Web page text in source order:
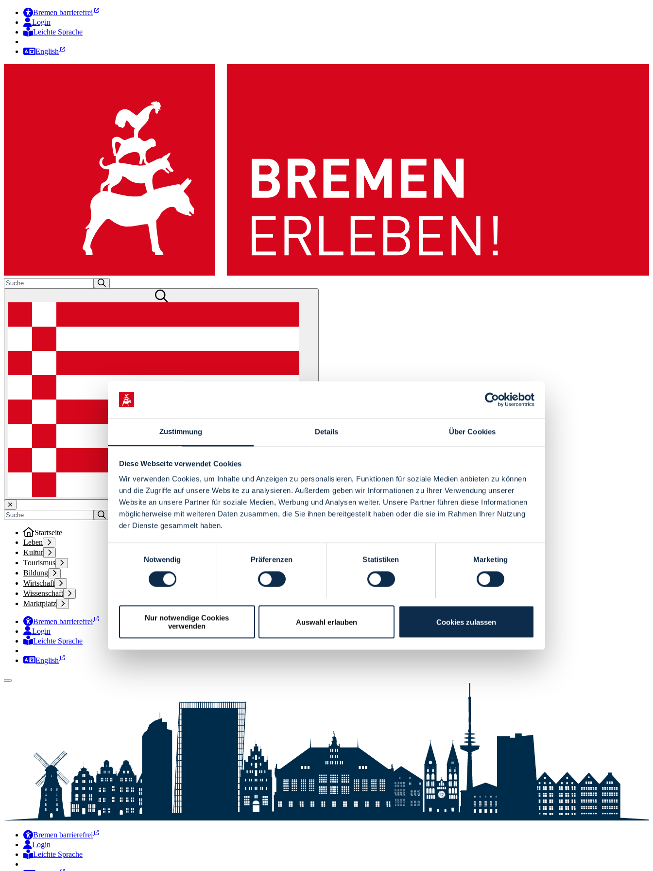
Zustimmung Details Über Cookies
Diese Webseite verwendet Cookies
Wir verwenden Cookies, um Inhalte und Anzeigen zu personalisieren, Funktionen für soziale Medien anbieten zu können
und die Zugriffe auf unsere Website zu analysieren. Außerdem geben wir Informationen zu Ihrer Verwendung unserer
Website an unsere Partner für soziale Medien, Werbung und Analysen weiter. Unsere Partner führen diese Informationen
möglicherweise mit weiteren Daten zusammen, die Sie ihnen bereitgestellt haben oder die sie im Rahmen Ihrer Nutzung
der Dienste gesammelt haben.
Notwendig
Präferenzen Statistiken Marketing
Nur notwendige Cookies
verwenden
Auswahl erlauben Cookies zulassen
Bremen barrierefrei
Login
Leichte Sprache
English
Menü
Startseite
Leben
Kultur
Tourismus
Bildung
Wirtschaft
Wissenschaft
Marktplatz
Bremen barrierefrei
Login
Leichte Sprache
Zur Deutschen Gebärdensprache
English
Bremen barrierefrei
Login
Leichte Sprache